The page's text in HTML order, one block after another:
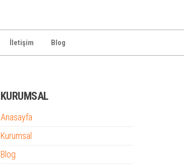
İletişim Blog
KURUMSAL
Anasayfa
Kurumsal
Blog